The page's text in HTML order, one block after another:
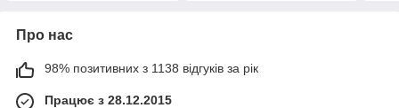
Про нас
98% позитивних з 1138 відгуків за рік
Працює з 28.12.2015